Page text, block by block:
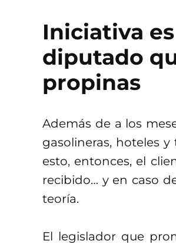
Iniciativa
diputado
propinas
Además de a los
gasolineras, hoteles
esto, entonces, el
recibido… y en caso
teoría.
El legislador que